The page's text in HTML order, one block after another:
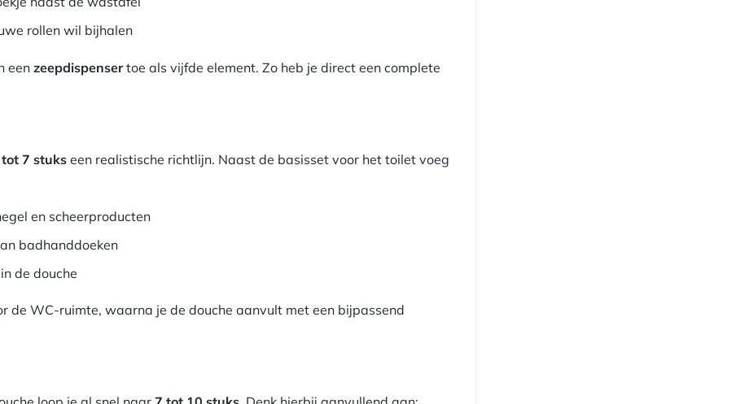
rollen wil bijhalen
een zeepdispensertoe als vijfde element. Zo heb je direct een complete
tot 7 stuks een realistische richtlijn. Naast de basisset voor het toilet voeg
en scheerproducten
badhanddoeken
de douche
de WC-ruimte, waarna je de douche aanvult met een bijpassend